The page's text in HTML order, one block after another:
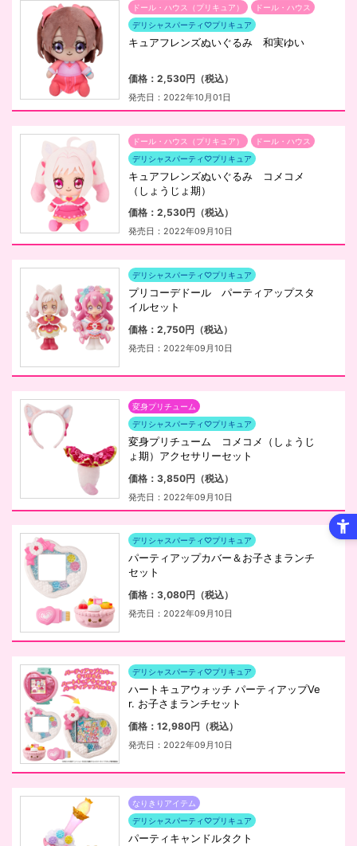
ドール・ハウス（プリキュア）
ドール・ハウス
デリシャスパーティ♡プリキュア
キュアフレンズぬいぐるみ 和実ゆい
価格：2,530円（税込）
発売日：2022年10月01日
ドール・ハウス（プリキュア）
ドール・ハウス
デリシャスパーティ♡プリキュア
キュアフレンズぬいぐるみ コメコメ
（しょうじょ期）
価格：2,530円（税込）
発売日：2022年09月10日
デリシャスパーティ♡プリキュア
プリコーデドール パーティアップスタ
イルセット
価格：2,750円（税込）
発売日：2022年09月10日
変身プリチューム
デリシャスパーティ♡プリキュア
変身プリチューム コメコメ（しょうじ
ょ期）アクセサリーセット
価格：3,850円（税込）
発売日：2022年09月10日
デリシャスパーティ♡プリキュア
パーティアップカバー＆お子さまランチ
セット
価格：3,080円（税込）
発売日：2022年09月10日
デリシャスパーティ♡プリキュア
ハートキュアウォッチ パーティアップVe
r. お子さまランチセット
価格：12,980円（税込）
発売日：2022年09月10日
なりきりアイテム
デリシャスパーティ♡プリキュア
パーティキャンドルタクト